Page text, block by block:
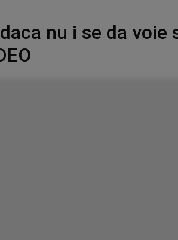
nu i se da voie